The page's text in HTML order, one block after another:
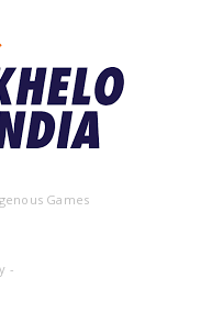
Games
-